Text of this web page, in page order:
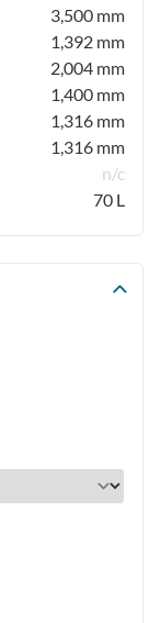
3,500 mm
1,392 mm
2,004 mm
1,400 mm
1,316 mm
1,316 mm
n/c
70 L